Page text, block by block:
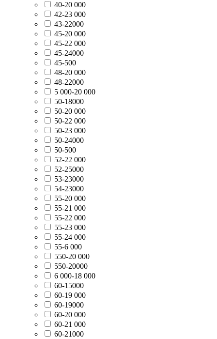
40-20 000
42-23 000
43-22000
45-20 000
45-22 000
45-24000
45-500
48-20 000
48-22000
5 000-20 000
50-18000
50-20 000
50-22 000
50-23 000
50-24000
50-500
52-22 000
52-25000
53-23000
54-23000
55-20 000
55-21 000
55-22 000
55-23 000
55-24 000
55-6 000
550-20 000
550-20000
6 000-18 000
60-15000
60-19 000
60-19000
60-20 000
60-21 000
60-21000